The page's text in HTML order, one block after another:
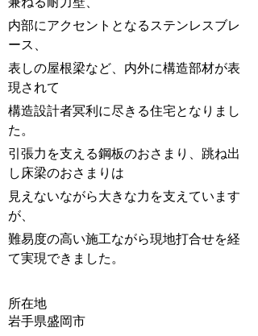
内部にアクセントとなるステンレスブレ
ース、
表しの屋根梁など、内外に構造部材が表
現されて
構造設計者冥利に尽きる住宅となりまし
た。
引張力を支える鋼板のおさまり、跳ね出
し床梁のおさまりは
見えないながら大きな力を支えています
が、
難易度の高い施工ながら現地打合せを経
て実現できました。
​所在地
岩手県盛岡市